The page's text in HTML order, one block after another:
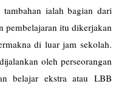
ialah bagian dari
pembelajaran itu dikerjakan
di luar jam sekolah.
oleh perseorangan
belajar ekstra atau LBB